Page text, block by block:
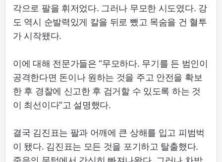
각으로 팔을 휘저었다. 그러나 무모한 시도였다. 강
도 역시 순발력있게 칼을 뒤로 뺐고 목숨을 건 혈투
가 시작됐다.
이에 대해 전문가들은 “무모하다. 무기를 든 범인이
공격한다면 돈이나 원하는 것을 주고 안전을 확보
한 후 경찰에 신고한 후 검거할 수 있도록 하는 것
이 최선이다”고 설명했다.
결국 김진표는 팔과 어깨에 큰 상해를 입고 피범벅
이 됐다. 김진표는 모든 것을 포기하고 탈출했다.